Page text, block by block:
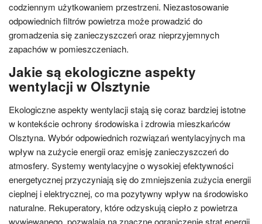
codziennym użytkowaniem przestrzeni. Niezastosowanie
odpowiednich filtrów powietrza może prowadzić do
gromadzenia się zanieczyszczeń oraz nieprzyjemnych
zapachów w pomieszczeniach.
Jakie są ekologiczne aspekty
wentylacji w Olsztynie
Ekologiczne aspekty wentylacji stają się coraz bardziej istotne
w kontekście ochrony środowiska i zdrowia mieszkańców
Olsztyna. Wybór odpowiednich rozwiązań wentylacyjnych ma
wpływ na zużycie energii oraz emisję zanieczyszczeń do
atmosfery. Systemy wentylacyjne o wysokiej efektywności
energetycznej przyczyniają się do zmniejszenia zużycia energii
cieplnej i elektrycznej, co ma pozytywny wpływ na środowisko
naturalne. Rekuperatory, które odzyskują ciepło z powietrza
wywiewanego, pozwalają na znaczne ograniczenie strat energii